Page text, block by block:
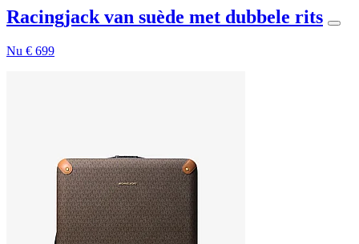
Racingjack van suède met dubbele rits
Nu € 699